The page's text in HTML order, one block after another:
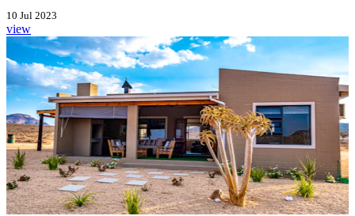
10 Jul 2023
view